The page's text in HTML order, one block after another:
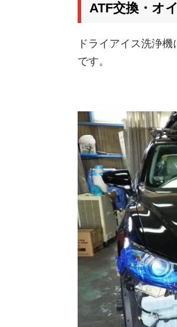
ATF交換・オ
ドライアイス洗浄
です。